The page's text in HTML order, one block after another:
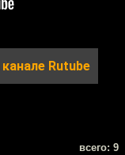
канале Rutube
всего: 9